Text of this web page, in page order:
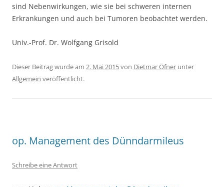
sind Nebenwirkungen, wie sie bei schweren internen
Erkrankungen und auch bei Tumoren beobachtet werden.
Univ.-Prof. Dr. Wolfgang Grisold
Dieser Beitrag wurde am 2. Mai 2015von Dietmar Öfner unter
Allgemein veröffentlicht.
op. Management des Dünndarmileus
Schreibe eine Antwort